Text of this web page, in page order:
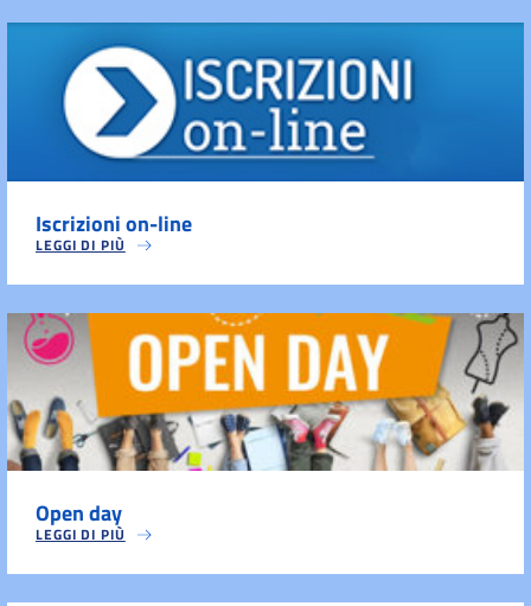
Iscrizioni on-line
LEGGI DI PIÙ
Open day
LEGGI DI PIÙ